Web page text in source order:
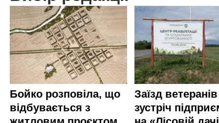
Бойко розповіла, що
відбувається з
Заїзд
зустріч